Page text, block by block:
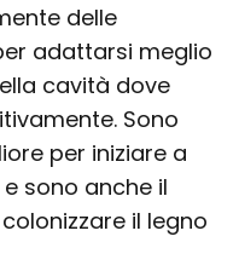
delle
adattarsi meglio
cavità dove
Sono
per iniziare a
sono anche il
il legno